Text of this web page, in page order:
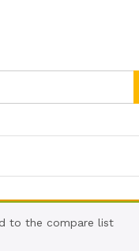
to the compare list